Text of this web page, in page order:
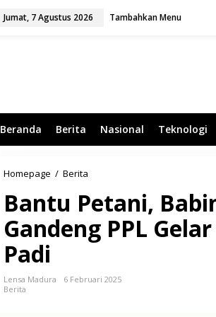
Jumat, 7 Agustus 2026 Tambahkan Menu
Beranda Berita Nasional Teknologi
Homepage / Berita
n
u
P
a
Bantu Petani,
Gandeng PPL
Padi
Lensa Madura
6 Februari 2025
Berita